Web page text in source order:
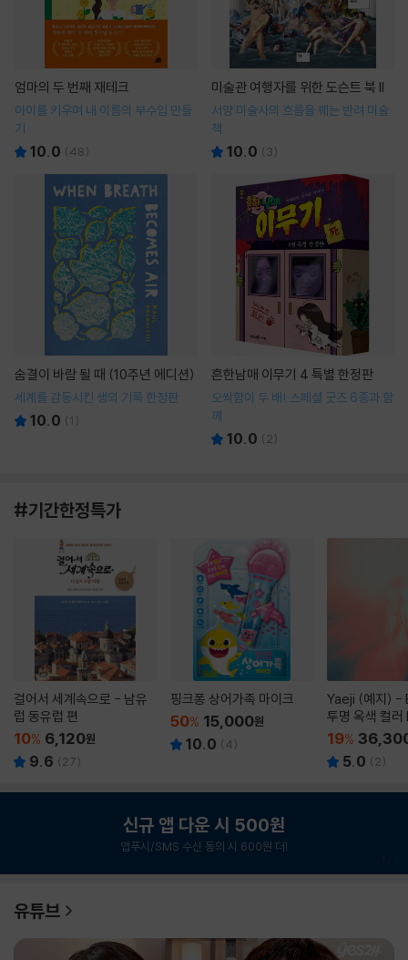
엄마의 두 번째 재테크
아이를 키우며 내 이름의 부수입 만들
기
10.0 (48)
미술관 여행자를 위한 도슨트 북 II
서양 미술사의 흐름을 꿰는 반려 미술
책
10.0 ( 3)
숨결이 바람 될 때 (10주년 에디션)
세계를 감동시킨 생의 기록 한정판
10.0 (1 )
흔한남매 이무기 4 특별 한정판
오싹함이 두 배! 스페셜 굿즈 6종과 함
께
10.0 ( 2)
#기간한정특가
걸어서 세계속으로 - 남유
럽 동유럽 편
10% 6,120원
9.6 ( 27)
핑크퐁 상어가족 마이크
50% 15,000원
10.0 (4)
Yaeji (예지) -
투명 옥색 컬
19%
5.0 ( 2)
신규 앱 다운 시 500원
앱푸시/SMS 수신 동의 시 600원 더!
유튜브